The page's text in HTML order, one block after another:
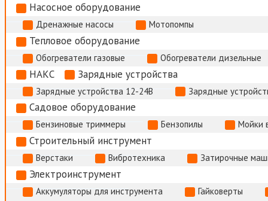
Насосное оборудование
Дренажные насосы Мотопомпы
Тепловое оборудование
Обогреватели газовые Обогреватели дизельные
НАКС Зарядные устройства
Зарядные устройства 12-24В Зарядные
Садовое оборудование
Бензиновые триммеры Бензопилы Мойки
Строительный инструмент
Верстаки Вибротехника Затирочные
Электроинструмент
Аккумуляторы для инструмента
Гайковерты